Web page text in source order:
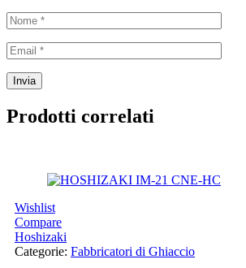
Prodotti correlati
Wishlist
Compare
Hoshizaki
Categorie: Fabbricatori di Ghiaccio